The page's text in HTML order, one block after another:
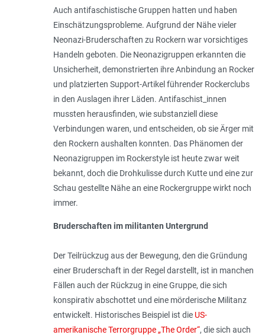
Auch antifaschistische Gruppen hatten und haben
Einschätzungsprobleme. Aufgrund der Nähe vieler
Neonazi-Bruderschaften zu Rockern war vorsichtiges
Handeln geboten. Die Neonazigruppen erkannten die
Unsicherheit, demonstrierten ihre Anbindung an Rocker
und platzierten Support-Artikel führender Rockerclubs
in den Auslagen ihrer Läden. Antifaschist_innen
mussten herausfinden, wie substanziell diese
Verbindungen waren, und entscheiden, ob sie Ärger mit
den Rockern aushalten konnten. Das Phänomen der
Neonazigruppen im Rockerstyle ist heute zwar weit
bekannt, doch die Drohkulisse durch Kutte und eine zur
Schau gestellte Nähe an eine Rockergruppe wirkt noch
immer.
Bruderschaften im militanten Untergrund
Der Teilrückzug aus der Bewegung, den die Gründung
einer Bruderschaft in der Regel darstellt, ist in manchen
Fällen auch der Rückzug in eine Gruppe, die sich
konspirativ abschottet und eine mörderische Mili­tanz
entwickelt. Historisches Beispiel ist die US-
amerikanische Terrorgruppe „The Order“, die sich auch